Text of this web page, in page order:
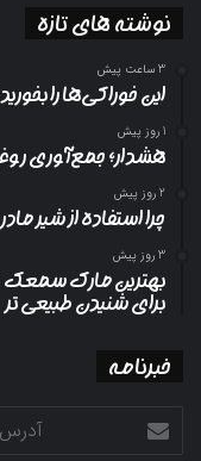
نوشته های تازه
3 ساعت پیش
این خوراکی‌ها را بخورید
1 روز پیش
هشدار؛ جمع‌آوری
2 روز پیش
چرا استفاده از شیر
3 روز پیش
بهترین مارک سمعک
برای شنیدن طبیعی تر
خبرنامه
آدرس
ایمیل